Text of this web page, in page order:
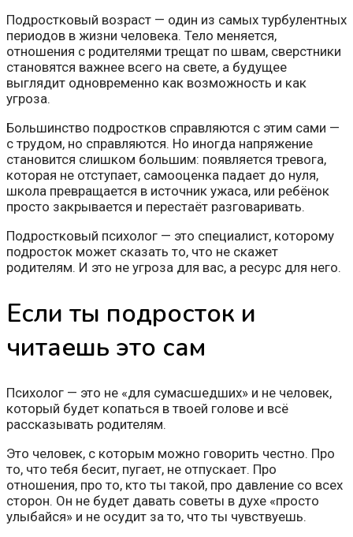
Подростковый возраст — один из самых турбулентных
периодов в жизни человека. Тело меняется,
отношения с родителями трещат по швам, сверстники
становятся важнее всего на свете, а будущее
выглядит одновременно как возможность и как
угроза.
Большинство подростков справляются с этим сами —
с трудом, но справляются. Но иногда напряжение
становится слишком большим: появляется тревога,
которая не отступает, самооценка падает до нуля,
школа превращается в источник ужаса, или ребёнок
просто закрывается и перестаёт разговаривать.
Подростковый психолог — это специалист, которому
подросток может сказать то, что не скажет
родителям. И это не угроза для вас, а ресурс для него.
Если ты подросток и
читаешь это сам
Психолог — это не «для сумасшедших» и не человек,
который будет копаться в твоей голове и всё
рассказывать родителям.
Это человек, с которым можно говорить честно. Про
то, что тебя бесит, пугает, не отпускает. Про
отношения, про то, кто ты такой, про давление со всех
сторон. Он не будет давать советы в духе «просто
улыбайся» и не осудит за то, что ты чувствуешь.